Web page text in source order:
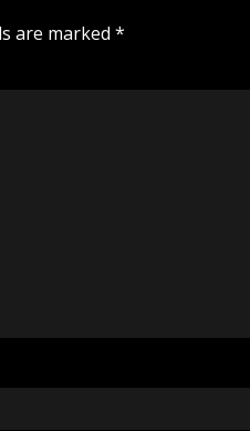
are marked *